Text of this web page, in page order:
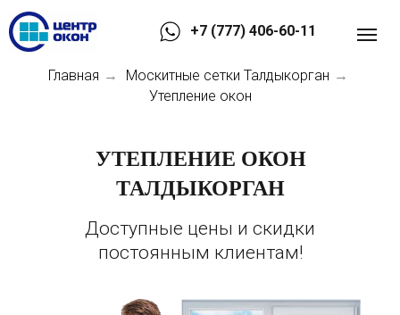
+7 (777) 406-60-11
Главная → Москитные сетки Талдыкорган →
Утепление окон
УТЕПЛЕНИЕ ОКОН
ТАЛДЫКОРГАН
Доступные цены и скидки
постоянным клиентам!